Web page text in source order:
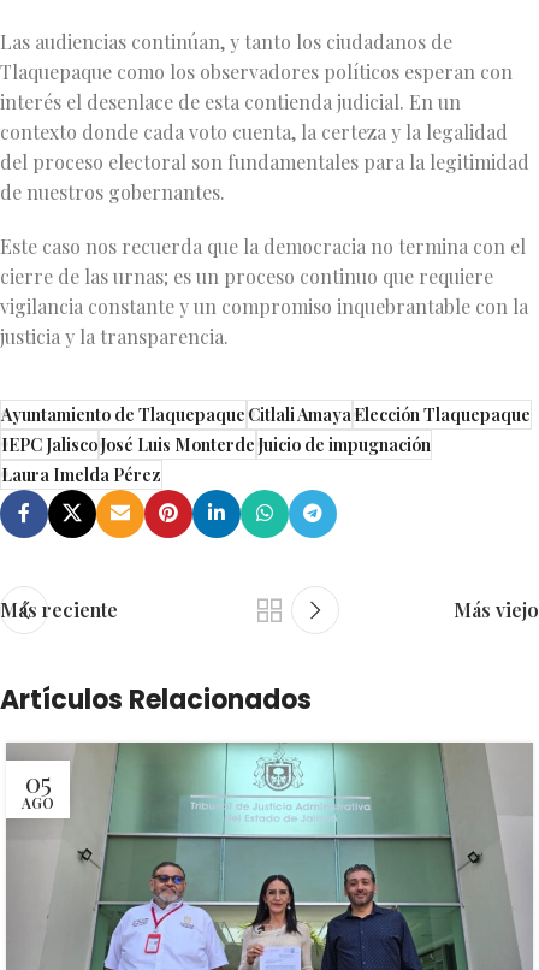
Las audiencias continúan, y tanto los ciudadanos de
Tlaquepaque como los observadores políticos esperan con
interés el desenlace de esta contienda judicial. En un
contexto donde cada voto cuenta, la certeza y la legalidad
del proceso electoral son fundamentales para la legitimidad
de nuestros gobernantes.
Este caso nos recuerda que la democracia no termina con el
cierre de las urnas; es un proceso continuo que requiere
vigilancia constante y un compromiso inquebrantable con la
justicia y la transparencia.
Ayuntamiento de TlaquepaqueCitlali AmayaElección Tlaquepaque
IEPC JaliscoJosé Luis MonterdeJuicio de impugnación
Laura Imelda Pérez
Más reciente Más viejo
Artículos Relacionados
05
AGO